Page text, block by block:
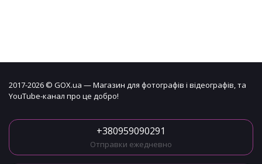
2017-2026 © GOX.ua — Магазин для фотографів і відеографів, та
YouTube-канал про це добро!
+380959090291
Отправки ежедневно